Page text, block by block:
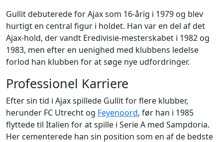
Gullit debuterede for Ajax som 16-årig i 1979 og blev
hurtigt en central figur i holdet. Han var en del af det
Ajax-hold, der vandt Eredivisie-mesterskabet i 1982 og
1983, men efter en uenighed med klubbens ledelse
forlod han klubben for at søge nye udfordringer.
Professionel Karriere
Efter sin tid i Ajax spillede Gullit for flere klubber,
herunder FC Utrecht og Feyenoord, før han i 1985
flyttede til Italien for at spille i Serie A med Sampdoria.
Her cementerede han sin position som en af de bedste